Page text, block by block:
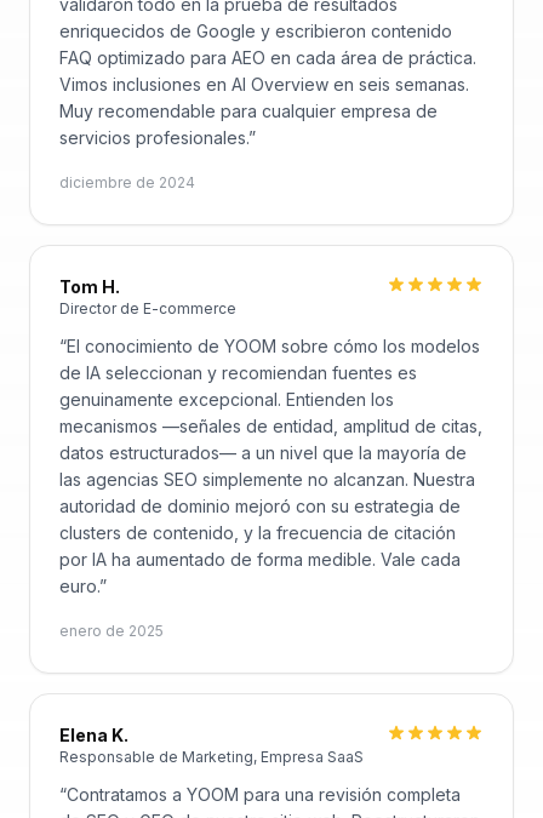
validaron todo en la prueba de resultados
enriquecidos de Google y escribieron contenido
FAQ optimizado para AEO en cada área de práctica.
Vimos inclusiones en AI Overview en seis semanas.
Muy recomendable para cualquier empresa de
servicios profesionales.”
diciembre de 2024
Tom H.
Director de E-commerce
“El conocimiento de YOOM sobre cómo los modelos
de IA seleccionan y recomiendan fuentes es
genuinamente excepcional. Entienden los
mecanismos —señales de entidad, amplitud de citas,
datos estructurados— a un nivel que la mayoría de
las agencias SEO simplemente no alcanzan. Nuestra
autoridad de dominio mejoró con su estrategia de
clusters de contenido, y la frecuencia de citación
por IA ha aumentado de forma medible. Vale cada
euro.”
enero de 2025
Elena K.
Responsable de Marketing, Empresa SaaS
“Contratamos a YOOM para una revisión completa